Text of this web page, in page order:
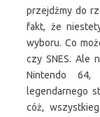
przejdźmy do
fakt, że
wyboru. Co
czy SNES. Ale
Nintendo 64,
legendarnego
cóż,